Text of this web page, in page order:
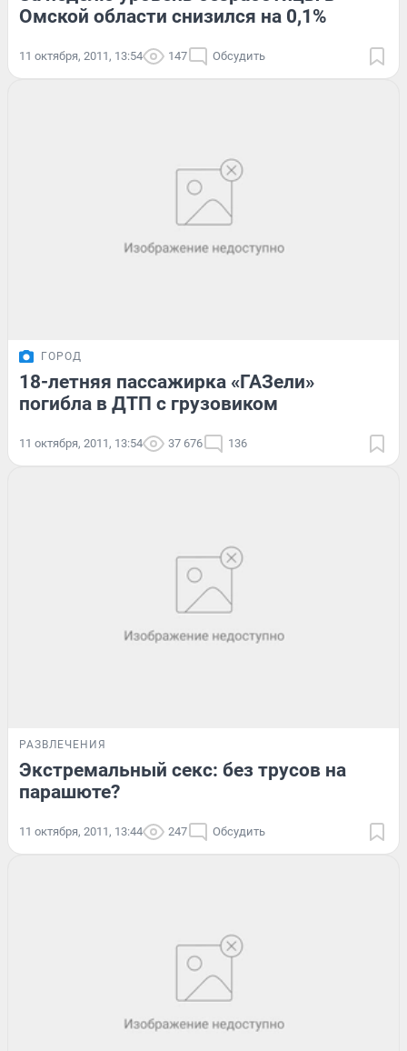
Омской области снизился на 0,1%
11 октября, 2011, 13:54 147 Обсудить
ГОРОД
18-летняя пассажирка «ГАЗели»
погибла в ДТП с грузовиком
11 октября, 2011, 13:54 37 676 136
РАЗВЛЕЧЕНИЯ
Экстремальный секс: без трусов на
парашюте?
11 октября, 2011, 13:44 247 Обсудить